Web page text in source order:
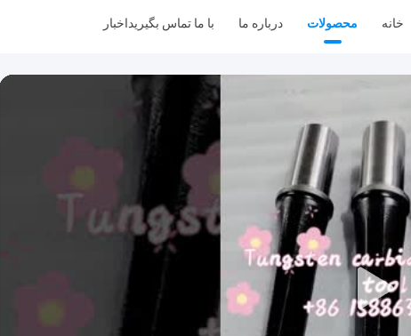
خانه محصولات درباره ما با ما تماس بگیریداخبار